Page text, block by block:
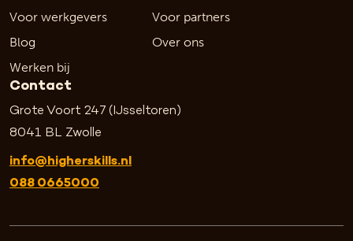
Voor werkgevers
Voor partners
Blog
Over ons
Werken bij
Contact
Grote Voort 247 (IJsseltoren)
8041 BL Zwolle
info@higherskills.nl
088 0665000